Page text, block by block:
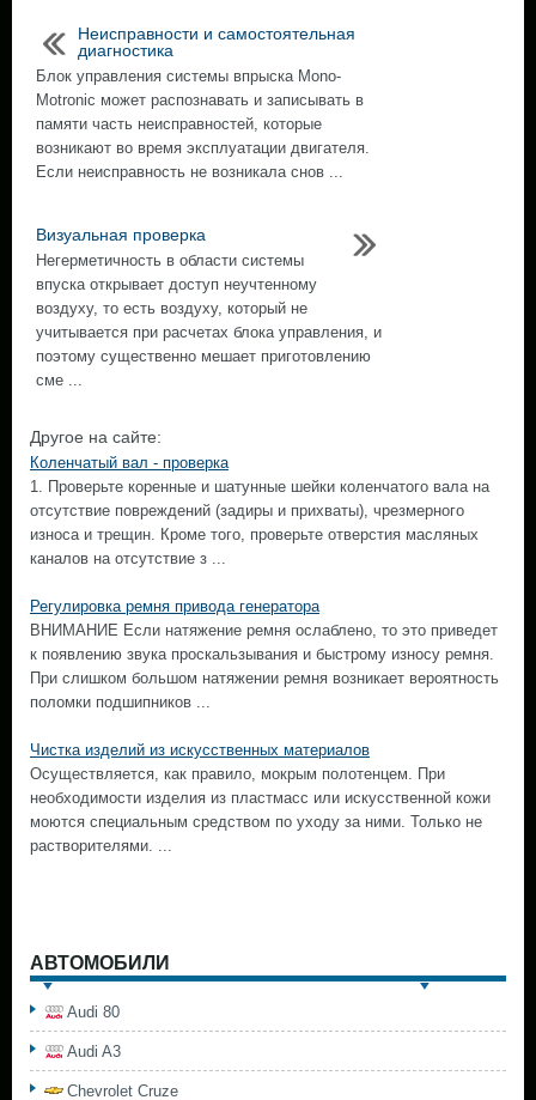
Неисправности и самостоятельная
диагностика
Блок управления системы впрыска Mono-
Motronic может распознавать и записывать в
памяти часть неисправностей, которые
возникают во время эксплуатации двигателя.
Если неисправность не возникала снов ...
Визуальная проверка
Негерметичность в области системы
впуска открывает доступ неучтенному
воздуху, то есть воздуху, который не
учитывается при расчетах блока управления, и
поэтому существенно мешает приготовлению
сме ...
Другое на сайте:
Коленчатый вал - проверка
1. Проверьте коренные и шатунные шейки коленчатого вала на
отсутствие повреждений (задиры и прихваты), чрезмерного
износа и трещин. Кроме того, проверьте отверстия масляных
каналов на отсутствие з ...
Регулировка ремня привода генератора
ВНИМАНИЕ Если натяжение ремня ослаблено, то это приведет
к появлению звука проскальзывания и быстрому износу ремня.
При слишком большом натяжении ремня возникает вероятность
поломки подшипников ...
Чистка изделий из искусственных материалов
Осуществляется, как правило, мокрым полотенцем. При
необходимости изделия из пластмасс или искусственной кожи
моются специальным средством по уходу за ними. Только не
растворителями. ...
АВТОМОБИЛИ
Audi 80
Audi A3
Chevrolet Cruze